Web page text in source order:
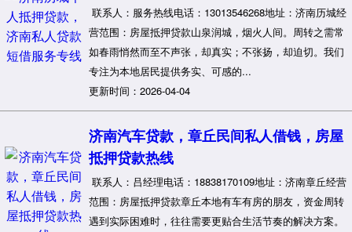
联系人：服务热线电话：13013546268地址：济南历城经
营范围：房屋抵押贷款山泉润城，烟火人间。周转之需常
如春雨悄然而至不声张，却真实；不张扬，却迫切。我们
专注为本地居民提供务实、可感的...
更新时间：2026-04-04
济南汽车贷款，章丘民间私人借钱，房屋
抵押贷款热线
联系人：吕经理电话：18838170109地址：济南章丘经营
范围：房屋抵押贷款章丘本地有车有房的朋友，资金周转
遇到实际困难时，往往需要更贴合生活节奏的解决方案。